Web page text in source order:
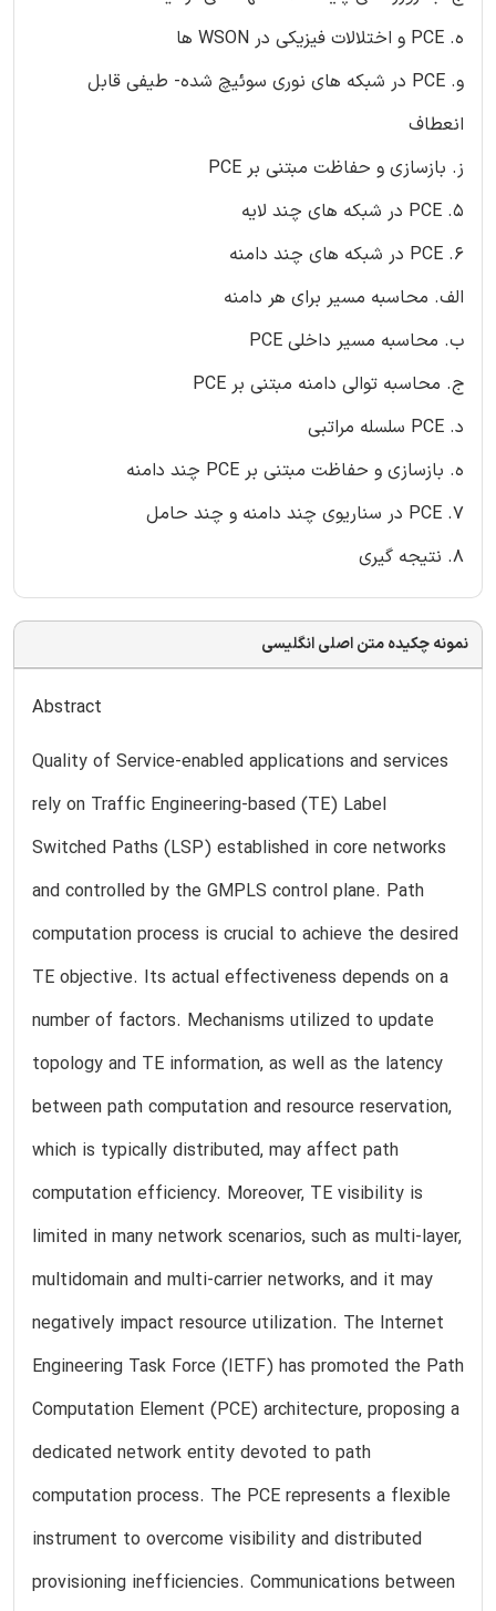
ه. PCE و اختلالات فیزیکی در WSON ها
و. PCE در شبکه های نوری سوئیچ شده- طیفی قابل
انعطاف
ز. بازسازی و حفاظت مبتنی بر PCE
5. PCE در شبکه های چند لایه
6. PCE در شبکه های چند دامنه
الف. محاسبه مسیر برای هر دامنه
ب. محاسبه مسیر داخلی PCE
ج. محاسبه توالی دامنه مبتنی بر PCE
د. PCE سلسله مراتبی
ه. بازسازی و حفاظت مبتنی بر PCE چند دامنه
7. PCE در سناریوی چند دامنه و چند حامل
8. نتیجه گیری
نمونه چکیده متن اصلی انگلیسی
Abstract
Quality of Service-enabled applications and services
rely on Traffic Engineering-based (TE) Label
Switched Paths (LSP) established in core networks
and controlled by the GMPLS control plane. Path
computation process is crucial to achieve the desired
TE objective. Its actual effectiveness depends on a
number of factors. Mechanisms utilized to update
topology and TE information, as well as the latency
between path computation and resource reservation,
which is typically distributed, may affect path
computation efficiency. Moreover, TE visibility is
limited in many network scenarios, such as multi-layer,
multidomain and multi-carrier networks, and it may
negatively impact resource utilization. The Internet
Engineering Task Force (IETF) has promoted the Path
Computation Element (PCE) architecture, proposing a
dedicated network entity devoted to path
computation process. The PCE represents a flexible
instrument to overcome visibility and distributed
provisioning inefficiencies. Communications between